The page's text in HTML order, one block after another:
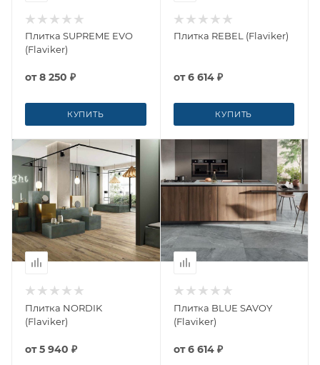
Плитка SUPREME EVO
(Flaviker)
от8 250 ₽
КУПИТЬ
Плитка REBEL (Flaviker)
от6 614 ₽
КУПИТЬ
Плитка NORDIK
(Flaviker)
от5 940 ₽
Плитка BLUE SAVOY
(Flaviker)
от6 614 ₽